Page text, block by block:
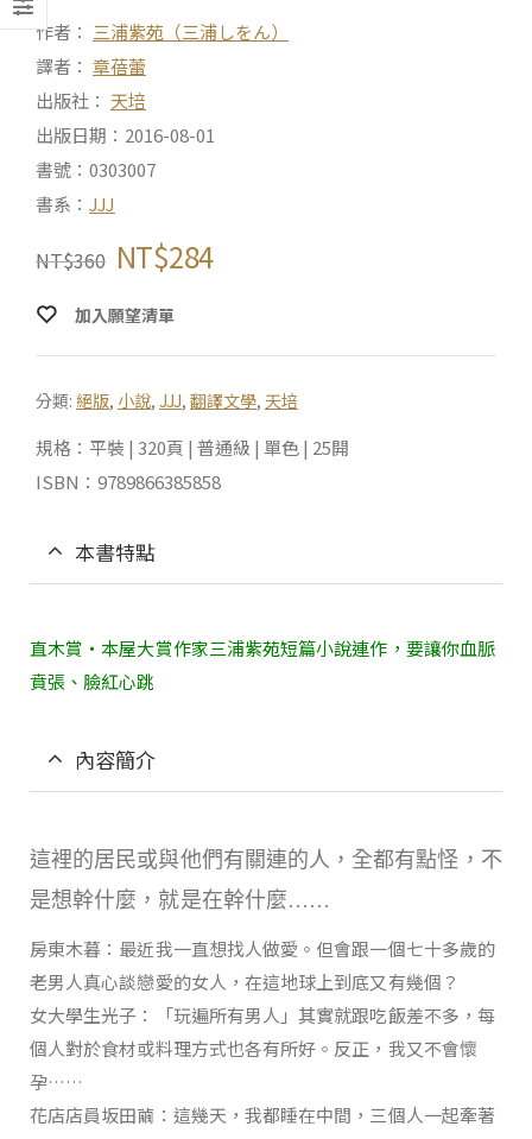
作者： 三浦紫苑（三浦しをん）
譯者： 章蓓蕾
出版社： 天培
出版日期：2016-08-01
書號：0303007
書系： JJJ
NT$360 NT$284
加入願望清單
分類: 絕版, 小說, JJJ, 翻譯文學, 天培
規格：平裝 | 320頁 | 普通級 | 單色 | 25開
ISBN：9789866385858
本書特點
直木賞‧本屋大賞作家三浦紫苑短篇小說連作，要讓你血脈
賁張、臉紅心跳
內容簡介
這裡的居民或與他們有關連的人，全都有點怪，不
是想幹什麼，就是在幹什麼……
房東木暮：最近我一直想找人做愛。但會跟一個七十多歲的
老男人真心談戀愛的女人，在這地球上到底又有幾個？
女大學生光子：「玩遍所有男人」其實就跟吃飯差不多，每
個人對於食材或料理方式也各有所好。反正，我又不會懷
孕……
花店店員坂田繭：這幾天，我都睡在中間，三個人一起牽著